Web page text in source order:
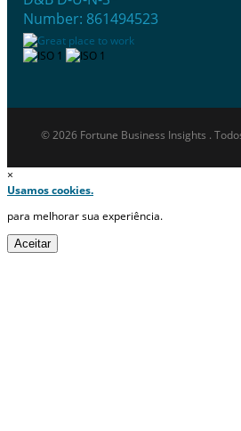
Number: 861494523
© 2026 Fortune Business Insights .
×
Usamos cookies.
para melhorar sua experiência.
Aceitar